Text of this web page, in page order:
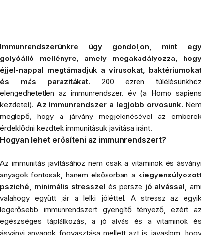
Immunrendszerünkre úgy gondoljon, mint egy
golyóálló mellényre, amely megakadályozza, hogy
éjjel-nappal megtámadjuk a vírusokat, baktériumokat
és más parazitákat. 200 ezren túlélésünkhöz
elengedhetetlen az immunrendszer. év (a Homo sapiens
kezdetei). Az immunrendszer a legjobb orvosunk. Nem
meglepő, hogy a járvány megjelenésével az emberek
érdeklődni kezdtek immunitásuk javítása iránt.
Hogyan lehet erősíteni az immunrendszert?
Az immunitás javításához nem csak a vitaminok és ásványi
anyagok fontosak, hanem elsősorban a kiegyensúlyozott
psziché, minimális stresszel és persze jó alvással, ami
valahogy együtt jár a lelki jóléttel. A stressz az egyik
legerősebb immunrendszert gyengítő tényező, ezért az
egészséges táplálkozás, a jó alvás és a vitaminok és
ásványi anyagok fogyasztása mellett azt is javaslom, hogy